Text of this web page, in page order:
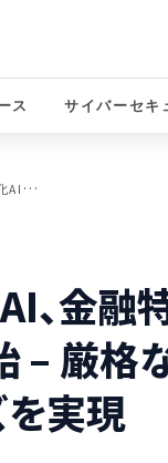
ス サイバーセキ
東
大発TempestAI、金融特化AIコンシェルジュ基盤を提供開始 – 厳格なリスク管理と高度なパーソナライズを実現
金融
– 厳格
を実現